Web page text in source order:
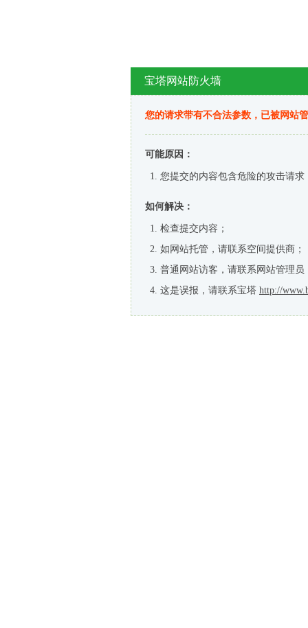
宝塔网站防火墙
您的请求带有不合法参数，已被网站
可能原因：
您提交的内容包含危险的攻击请求
如何解决：
检查提交内容；
如网站托管，请联系空间提供商；
普通网站访客，请联系网站管理员
这是误报，请联系宝塔 http://